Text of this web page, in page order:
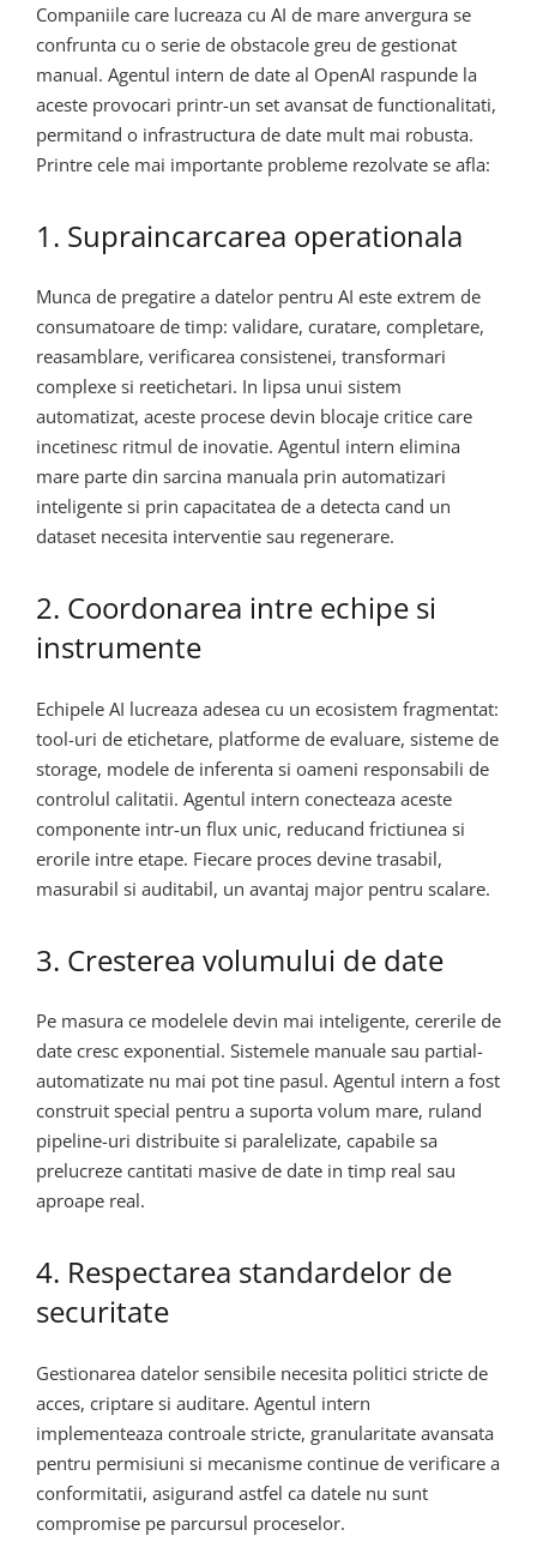
Companiile care lucreaza cu AI de mare anvergura se
confrunta cu o serie de obstacole greu de gestionat
manual. Agentul intern de date al OpenAI raspunde la
aceste provocari printr-un set avansat de functionalitati,
permitand o infrastructura de date mult mai robusta.
Printre cele mai importante probleme rezolvate se afla:
1. Supraincarcarea operationala
Munca de pregatire a datelor pentru AI este extrem de
consumatoare de timp: validare, curatare, completare,
reasamblare, verificarea consistenei, transformari
complexe si reetichetari. In lipsa unui sistem
automatizat, aceste procese devin blocaje critice care
incetinesc ritmul de inovatie. Agentul intern elimina
mare parte din sarcina manuala prin automatizari
inteligente si prin capacitatea de a detecta cand un
dataset necesita interventie sau regenerare.
2. Coordonarea intre echipe si
instrumente
Echipele AI lucreaza adesea cu un ecosistem fragmentat:
tool-uri de etichetare, platforme de evaluare, sisteme de
storage, modele de inferenta si oameni responsabili de
controlul calitatii. Agentul intern conecteaza aceste
componente intr-un flux unic, reducand frictiunea si
erorile intre etape. Fiecare proces devine trasabil,
masurabil si auditabil, un avantaj major pentru scalare.
3. Cresterea volumului de date
Pe masura ce modelele devin mai inteligente, cererile de
date cresc exponential. Sistemele manuale sau partial-
automatizate nu mai pot tine pasul. Agentul intern a fost
construit special pentru a suporta volum mare, ruland
pipeline-uri distribuite si paralelizate, capabile sa
prelucreze cantitati masive de date in timp real sau
aproape real.
4. Respectarea standardelor de
securitate
Gestionarea datelor sensibile necesita politici stricte de
acces, criptare si auditare. Agentul intern
implementeaza controale stricte, granularitate avansata
pentru permisiuni si mecanisme continue de verificare a
conformitatii, asigurand astfel ca datele nu sunt
compromise pe parcursul proceselor.